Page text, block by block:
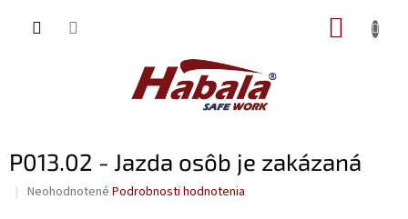
P013.02 - Jazda osôb je zakázaná
Priemerné
Neohodnotené Podrobnosti hodnotenia